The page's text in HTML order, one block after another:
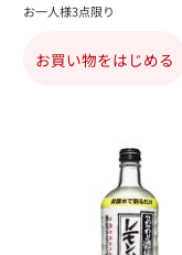
お一人様3点限り
お買い物をはじめる